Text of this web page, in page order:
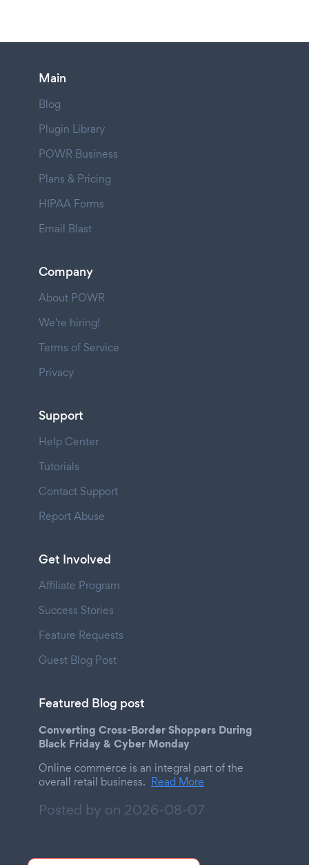
Main
Blog
Plugin Library
POWR Business
Plans & Pricing
HIPAA Forms
Email Blast
Company
About POWR
We're hiring!
Terms of Service
Privacy
Support
Help Center
Tutorials
Contact Support
Report Abuse
Get Involved
Affiliate Program
Success Stories
Feature Requests
Guest Blog Post
Featured Blog post
Converting Cross-Border Shoppers During
Black Friday & Cyber Monday
Online commerce is an integral part of the
overall retail business. Read More
Posted by on 2026-08-07